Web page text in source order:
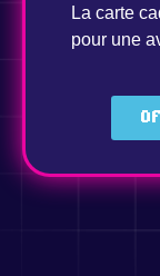
La carte
pour une